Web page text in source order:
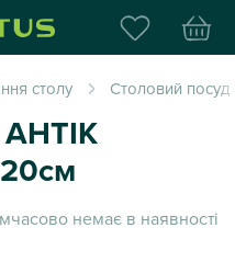
Інтернет-магазин
столу Столовий посуд
АНТІК
немає в наявності